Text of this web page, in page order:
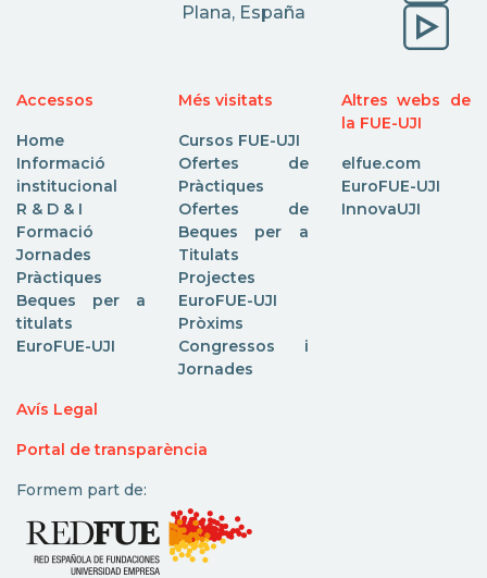
Plana, España
Accessos
Home
Informació
institucional
R & D & I
Formació
Jornades
Pràctiques
Beques per a
titulats
EuroFUE-UJI
Més visitats
Cursos FUE-UJI
Ofertes de
Pràctiques
Ofertes de
Beques per a
Titulats
Projectes
EuroFUE-UJI
Pròxims
Congressos i
Jornades
Altres webs de
la FUE-UJI
elfue.com
EuroFUE-UJI
InnovaUJI
Avís Legal
Portal de transparència
Formem part de: